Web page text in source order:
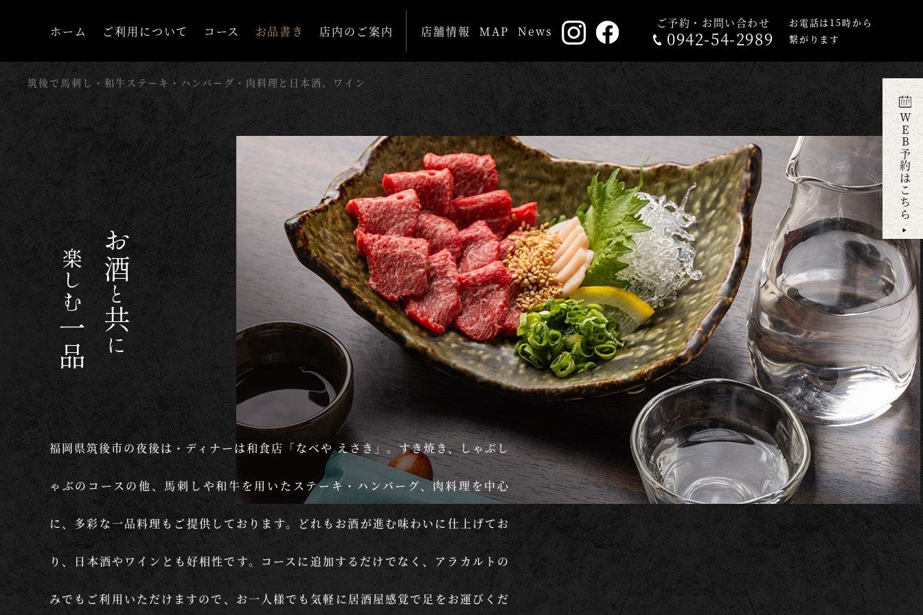
筑後で馬刺し・和牛ステーキ・ハンバーグ・肉料理と日本酒、ワイン
ホーム ご利用について コース お品書き 店内のご案内 店舗情報 MAP News
ご予約・お問い合わせ
0942-54-2989
お電話は15時から
繋がります
WEB予約はこちら
お酒
と
共
に
楽しむ
一品
福岡県筑後市の夜後は・ディナーは和食店「なべや えさき」。すき焼き、しゃぶし
ゃぶのコースの他、馬刺しや和牛を用いたステーキ・ハンバーグ、肉料理を中心
に、多彩な一品料理もご提供しております。どれもお酒が進む味わいに仕上げてお
り、日本酒やワインとも好相性です。コースに追加するだけでなく、アラカルトの
みでもご利用いただけますので、お一人様でも気軽に居酒屋感覚で足をお運びくだ